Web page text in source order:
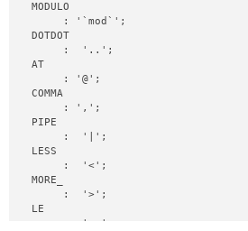
  MODULO
       : '`mod`';
  DOTDOT
       :  '..';
  AT
       : '@';
  COMMA
       : ',';
  PIPE
       :  '|';
  LESS
       :  '<';
  MORE_
       :  '>';
  LE
       :  '<=';